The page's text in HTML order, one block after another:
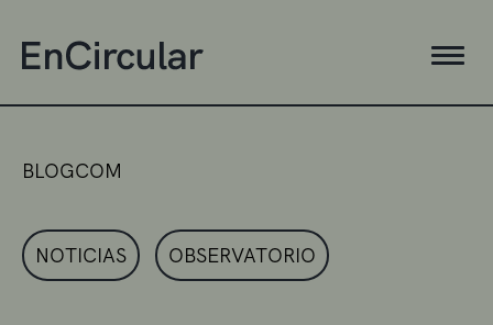
BLOGCOM
NOTICIAS OBSERVATORIO